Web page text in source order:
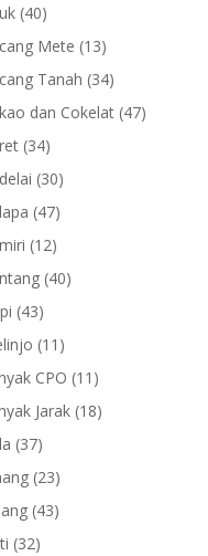
4040
products
Mete 1313
products
Tanah 3434
products
dan Cokelat 4747
3434
products
3030
products
4747
products
1212
products
4040
4343
products
11 11
products
CPO 11 11
products
Jarak 1818
3737
products
2323
products
4343
3232